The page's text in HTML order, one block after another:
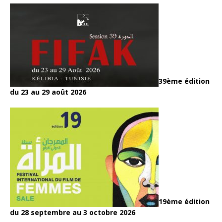
39ème édition
du 23 au 29 août 2026
19ème édition
du 28 septembre au 3 octobre 2026